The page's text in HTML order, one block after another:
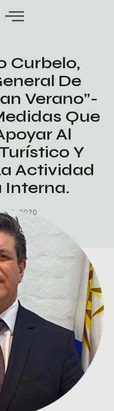
Curbelo,
De
Verano”-
Que
Al
Y
Actividad
Interna.
2, 2020